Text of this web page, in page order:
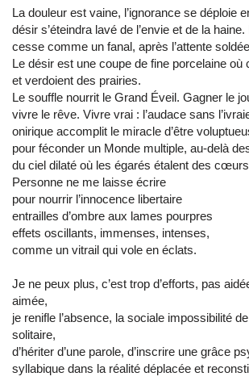
La douleur est vaine, l’ignorance se déploie
désir s’éteindra lavé de l’envie et de la
cesse comme un fanal, après l’attente
Le désir est une coupe de fine porcelaine où
et verdoient des prairies.
Le souffle nourrit le Grand Éveil. Gagner le
vivre le rêve. Vivre vrai : l’audace sans
onirique accomplit le miracle d’être
pour féconder un Monde multiple, au-delà
du ciel dilaté où les égarés étalent des
Personne ne me laisse écrire
pour nourrir l’innocence libertaire
entrailles d’ombre aux lames pourpres
effets oscillants, immenses, intenses,
comme un vitrail qui vole en éclats.
Je ne peux plus, c’est trop d’efforts, pas
aimée,
je renifle l’absence, la sociale impossibilité
solitaire,
d’hériter d’une parole, d’inscrire une grâce
syllabique dans la réalité déplacée et